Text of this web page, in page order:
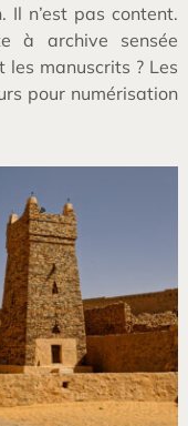
Il n’est pas content.
à archive sensée
les manuscrits ? Les
pour numérisation